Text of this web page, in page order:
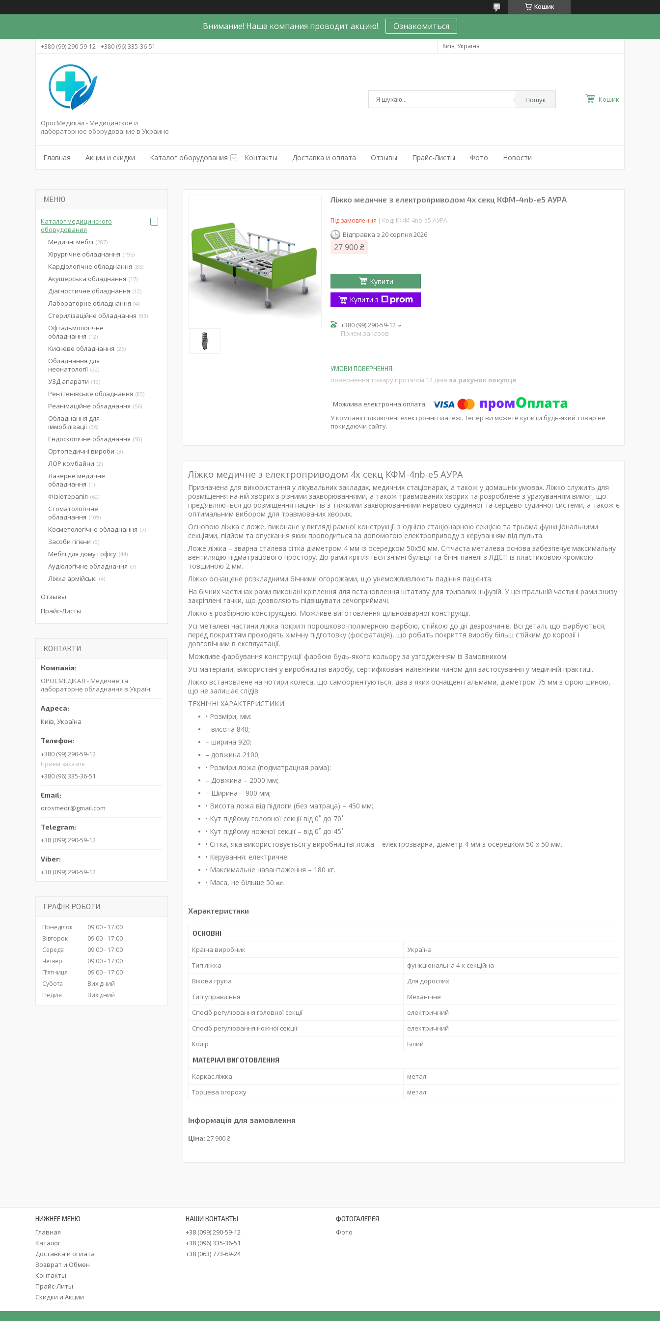
Кошик
Внимание! Наша компания проводит акцию! Ознакомиться
+380 (99) 290-59-12 +380 (96) 335-36-51 Київ, Україна
ОросМедикал - Медицинское и
лабораторное оборудование в Украине
Пошук Кошик
Главная Акции и скидки Каталог оборудования Контакты Доставка и оплата Отзывы Прайс-Листы Фото Новости
Ліжко медичне з електроприводом 4х секц КФМ-4nb-e5 АУРА
Під замовлення Код: КФМ-4nb-e5 АУРА
Відправка з 20 серпня 2026
27 900 ₴
Купити
Купити з
+380 (99) 290-59-12
Прием заказов
повернення товару протягом 14 днів за рахунок покупця
У компанії підключені електронні платежі. Тепер ви можете купити будь-який товар не
покидаючи сайту.
Ліжко медичне з електроприводом 4х секц КФМ-4nb-e5 АУРА
Призначена для використання у лікувальних закладах, медичних стаціонарах, а також у домашніх умовах. Ліжко служить для
розміщення на ній хворих з різними захворюваннями, а також травмованих хворих та розроблене з урахуванням вимог, що
пред’являються до розміщення пацієнтів з тяжкими захворюваннями нервово-судинної та серцево-судинної системи, а також є
оптимальним вибором для травмованих хворих.
Основою ліжка є ложе, виконане у вигляді рамної конструкції з однією стаціонарною секцією та трьома функціональними
секціями, підйом та опускання яких проводиться за допомогою електроприводу з керуванням від пульта.
Ложе ліжка – зварна сталева сітка діаметром 4 мм із осередком 50х50 мм. Сітчаста металева основа забезпечує максимальну
вентиляцію підматрацового простору. До рами кріпляться знімні бульця та бічні панелі з ЛДСП із пластиковою кромкою
товщиною 2 мм.
Ліжко оснащене розкладними бічними огорожами, що унеможливлюють падіння пацієнта.
На бічних частинах рами виконані кріплення для встановлення штативу для тривалих інфузій. У центральній частині рами знизу
закріплені гачки, що дозволяють підвішувати сечоприймачі.
Ліжко є розбірною конструкцією. Можливе виготовлення цільнозварної конструкції.
Усі металеві частини ліжка покриті порошково-полімерною фарбою, стійкою до дії дезрозчинів. Всі деталі, що фарбуються,
перед покриттям проходять хімічну підготовку (фосфатація), що робить покриття виробу більш стійким до корозії і
довговічним в експлуатації.
Можливе фарбування конструкції фарбою будь-якого кольору за узгодженням із Замовником.
Усі матеріали, використані у виробництві виробу, сертифіковані належним чином для застосування у медичній практиці.
Ліжко встановлене на чотири колеса, що самоорієнтуються, два з яких оснащені гальмами, діаметром 75 мм з сірою шиною,
що не залишає слідів.
ТЕХНIЧНI ХАРАКТЕРИСТИКИ
• Розміри, мм:
– висота 840;
– ширина 920;
– довжина 2100;
• Розміри ложа (подматрацная рама):
– Довжина – 2000 мм;
– Ширина – 900 мм;
• Висота ложа від підлоги (без матраца) – 450 мм;
• Кут підйому головної секції від 0˚ до 70˚
• Кут підйому ножної секції – від 0˚ до 45˚
• Сітка, яка використовується у виробництві ложа – електрозварна, діаметр 4 мм з осередком 50 х 50 мм.
• Керування: електричне
• Максимальне навантаження – 180 кг.
• Маса, не більше 50 кг.
Характеристики
ОСНОВНІ
Країна виробник
Україна
Тип ліжка
функціональна 4-х секційна
Вікова група
Для дорослих
Тип управління
Механічне
Спосіб регулювання головної секції
електричний
Спосіб регулювання ножної секції
електричний
Колір
Білий
МАТЕРІАЛ ВИГОТОВЛЕННЯ
Каркас ліжка
метал
Торцева огорожу
метал
Інформація для замовлення
Ціна: 27 900 ₴
Каталог медицинского
оборудования
Медичні меблі 287
Хірургічне обладнання 195
Кардіологічне обладнання 85
Акушерська обладнання 17
Діагностичне обладнання 12
Лабораторне обладнання 4
Стерилізаційне обладнання 93
Офтальмологічне
обладнання
12
Кисневе обладнання 26
Обладнання для
неонатології 32
УЗД апарати 19
Рентгенівське обладнання 83
Реанімаційне обладнання 56
Обладнання для
іммобілізації 36
Ендоскопічне обладнання 50
Ортопедичні вироби 3
ЛОР комбайни 2
Лазерне медичне
обладнання
1
Фізіотерапія 60
Стоматологічне
обладнання
109
Косметологічне обладнання 7
Засоби гігієни 9
Меблі для дому і офісу 44
Аудіологічне обладнання 9
Ліжка армійські 4
Отзывы
Прайс-Листы
КОНТАКТИ
ОРОСМЕДІКАЛ - Медичне та
лабораторне обладнання в Україні
Київ, Україна
+380 (99) 290-59-12
Прием заказов
+380 (96) 335-36-51
orosmedr@gmail.com
+38 (099) 290-59-12
+38 (099) 290-59-12
ГРАФІК РОБОТИ
Понеділок 09:00
17:00
Вівторок
09:00
17:00
Середа
09:00
17:00
Четвер
09:00
17:00
Пʼятниця
09:00
17:00
Субота
Вихідний
Неділя
Вихідний
НИЖНЕЕ МЕНЮ
Главная
Каталог
Доставка и оплата
Возврат и Обмен
Контакты
Прайс-Литы
Скидки и Акции
НАШИ КОНТАКТЫ
+38 (099) 290-59-12
+38 (096) 335-36-51
+38 (063) 773-69-24
ФОТОГАЛЕРЕЯ
Фото